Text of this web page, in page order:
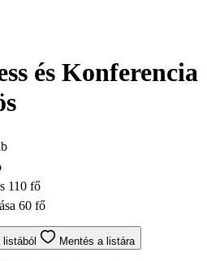
és Konferencia
110 fő
60 fő
Mentés a listára